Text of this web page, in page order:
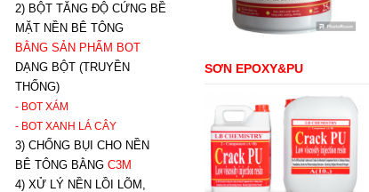
SƠN EPOXY&PU
2) BỘT TĂNG ĐỘ CỨNG BỀ
MẶT NỀN BÊ TÔNG
BẰNG SẢN PHẨM BOT
DẠNG BỘT (TRUYỀN
THỐNG)
- BOT XÁM
- BOT XANH LÁ CÂY
3) CHỐNG BỤI CHO NỀN
BÊ TÔNG BẰNG C3M
4) XỬ LÝ NỀN LỒI LÕM,